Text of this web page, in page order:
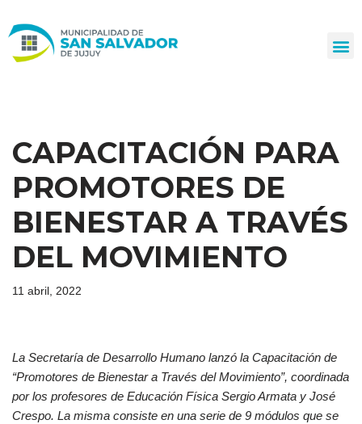
al
CAPACITACIÓN PARA
PROMOTORES DE
BIENESTAR A TRAVÉS
DEL MOVIMIENTO
11 abril, 2022
La Secretaría de Desarrollo Humano lanzó la Capacitación de
“Promotores de Bienestar a Través del Movimiento”, coordinada
por los profesores de Educación Física Sergio Armata y José
Crespo. La misma consiste en una serie de 9 módulos que se